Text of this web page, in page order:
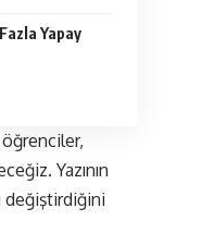
Yapay
öğrenciler,
Yazının
değiştirdiğini